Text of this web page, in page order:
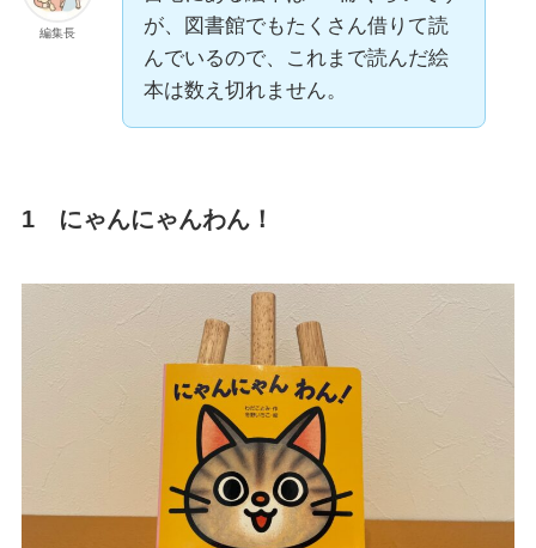
編集長
が、図書館でもたくさん借りて読
んでいるので、これまで読んだ絵
本は数え切れません。
1 にゃんにゃんわん！